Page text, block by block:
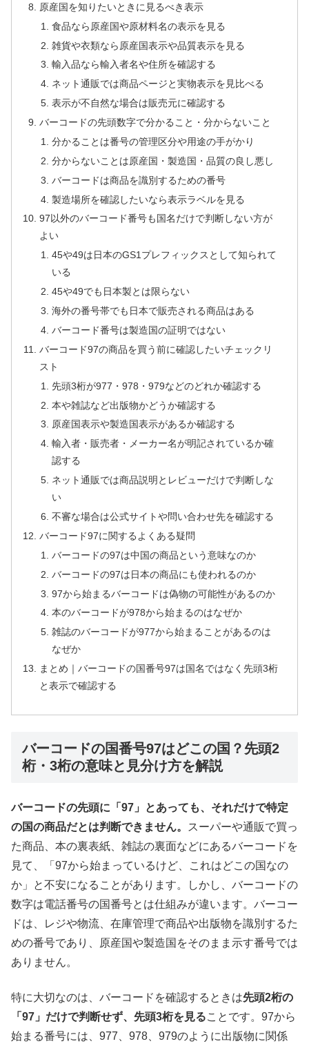
原産国を知りたいときに見るべき表示
食品なら原産国や原材料名の表示を見る
雑貨や衣類なら原産国表示や品質表示を見る
輸入品なら輸入者名や住所を確認する
ネット通販では商品ページと実物表示を見比べる
表示が不自然な場合は販売元に確認する
バーコードの先頭数字で分かること・分からないこと
分かることは番号の管理区分や用途の手がかり
分からないことは原産国・製造国・品質の良し悪し
バーコードは商品を識別するための番号
製造場所を確認したいなら表示ラベルを見る
97以外のバーコード番号も国名だけで判断しない方が
よい
45や49は日本のGS1プレフィックスとして知られて
いる
45や49でも日本製とは限らない
海外の番号帯でも日本で販売される商品はある
バーコード番号は製造国の証明ではない
バーコード97の商品を買う前に確認したいチェックリ
スト
先頭3桁が977・978・979などのどれか確認する
本や雑誌など出版物かどうか確認する
原産国表示や製造国表示があるか確認する
輸入者・販売者・メーカー名が明記されているか確
認する
ネット通販では商品説明とレビューだけで判断しな
い
不審な場合は公式サイトや問い合わせ先を確認する
バーコード97に関するよくある疑問
バーコードの97は中国の商品という意味なのか
バーコードの97は日本の商品にも使われるのか
97から始まるバーコードは偽物の可能性があるのか
本のバーコードが978から始まるのはなぜか
雑誌のバーコードが977から始まることがあるのは
なぜか
まとめ｜バーコードの国番号97は国名ではなく先頭3桁
と表示で確認する
バーコードの国番号97はどこの国？先頭2
桁・3桁の意味と見分け方を解説
バーコードの先頭に「97」とあっても、それだけで特定
の国の商品だとは判断できません。 スーパーや通販で買っ
た商品、本の裏表紙、雑誌の裏面などにあるバーコードを
見て、「97から始まっているけど、これはどこの国なの
か」と不安になることがあります。しかし、バーコードの
数字は電話番号の国番号とは仕組みが違います。バーコー
ドは、レジや物流、在庫管理で商品や出版物を識別するた
めの番号であり、原産国や製造国をそのまま示す番号では
ありません。
特に大切なのは、バーコードを確認するときは先頭2桁の
「97」だけで判断せず、先頭3桁を見ることです。97から
始まる番号には、977、978、979のように出版物に関係